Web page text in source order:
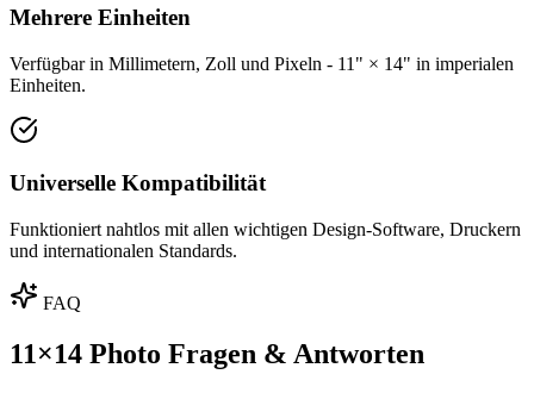
Mehrere Einheiten
Verfügbar in Millimetern, Zoll und Pixeln - 11" × 14" in imperialen
Einheiten.
Universelle Kompatibilität
Funktioniert nahtlos mit allen wichtigen Design-Software, Druckern
und internationalen Standards.
FAQ
11×14 Photo Fragen & Antworten